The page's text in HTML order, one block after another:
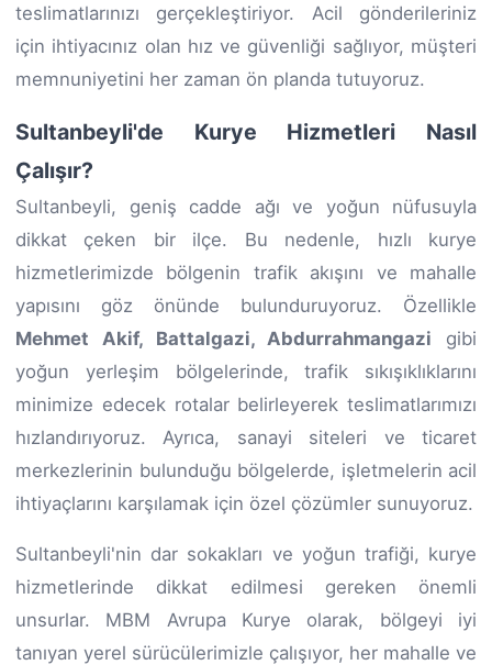
teslimatlarınızı gerçekleştiriyor. Acil gönderileriniz
için ihtiyacınız olan hız ve güvenliği sağlıyor, müşteri
memnuniyetini her zaman ön planda tutuyoruz.
Sultanbeyli'de Kurye Hizmetleri Nasıl
Çalışır?
Sultanbeyli, geniş cadde ağı ve yoğun nüfusuyla
dikkat çeken bir ilçe. Bu nedenle, hızlı kurye
hizmetlerimizde bölgenin trafik akışını ve mahalle
yapısını göz önünde bulunduruyoruz. Özellikle
Mehmet Akif, Battalgazi, Abdurrahmangazi gibi
yoğun yerleşim bölgelerinde, trafik sıkışıklıklarını
minimize edecek rotalar belirleyerek teslimatlarımızı
hızlandırıyoruz. Ayrıca, sanayi siteleri ve ticaret
merkezlerinin bulunduğu bölgelerde, işletmelerin acil
ihtiyaçlarını karşılamak için özel çözümler sunuyoruz.
Sultanbeyli'nin dar sokakları ve yoğun trafiği, kurye
hizmetlerinde dikkat edilmesi gereken önemli
unsurlar. MBM Avrupa Kurye olarak, bölgeyi iyi
tanıyan yerel sürücülerimizle çalışıyor, her mahalle ve